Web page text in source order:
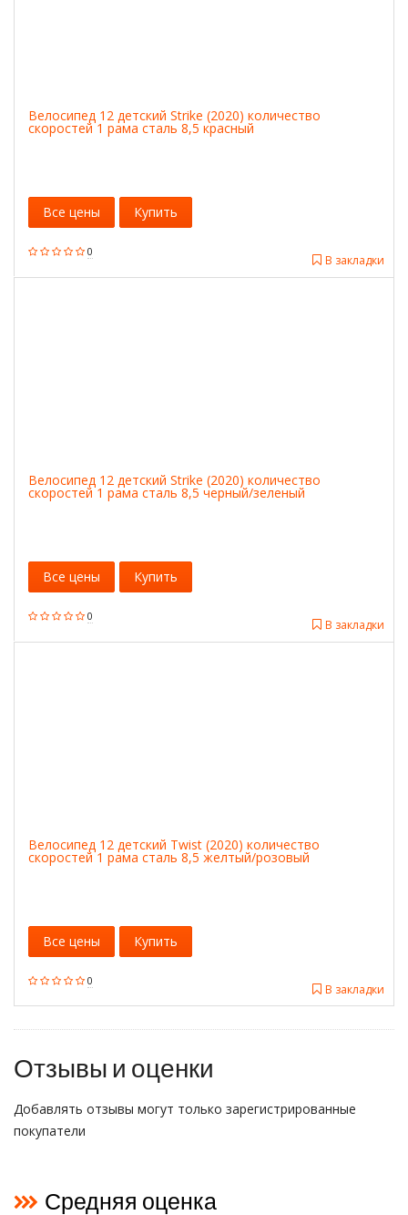
Велосипед 12 детский Strike (2020) количество
скоростей 1 рама сталь 8,5 красный
0
В закладки
Все цены Купить
Велосипед 12 детский Strike (2020) количество
скоростей 1 рама сталь 8,5 черный/зеленый
0
В закладки
Все цены Купить
Велосипед 12 детский Twist (2020) количество
скоростей 1 рама сталь 8,5 желтый/розовый
0
В закладки
Все цены Купить
Отзывы и оценки
Добавлять отзывы могут только зарегистрированные
покупатели
Средняя оценка